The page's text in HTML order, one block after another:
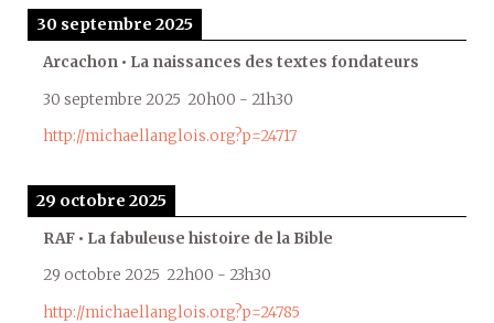
30 septembre 2025
Arcachon • La naissances des textes fondateurs
30 septembre 2025 20h00 - 21h30
http://michaellanglois.org?p=24717
29 octobre 2025
RAF • La fabuleuse histoire de la Bible
29 octobre 2025 22h00 - 23h30
http://michaellanglois.org?p=24785